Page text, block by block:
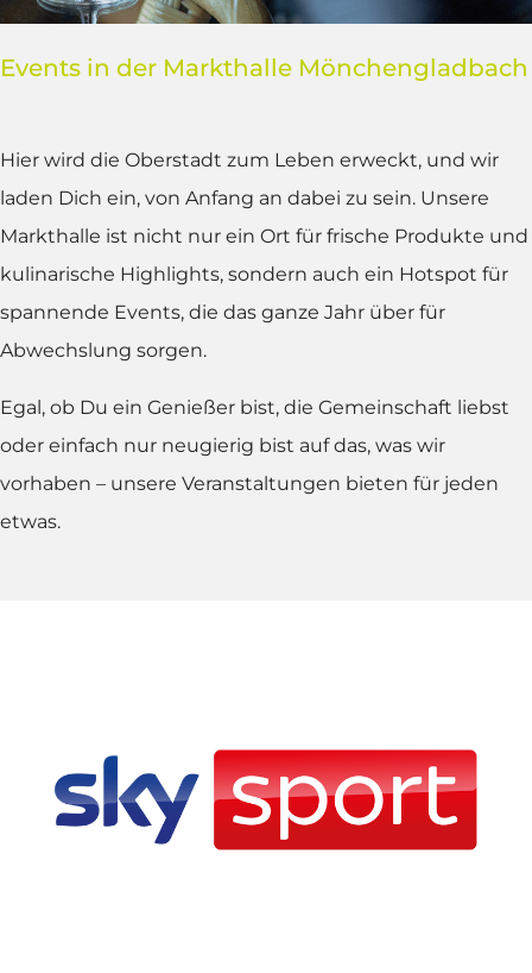
Events in der Markthalle Mönchengladbach
Hier wird die Oberstadt zum Leben erweckt, und wir
laden Dich ein, von Anfang an dabei zu sein. Unsere
Markthalle ist nicht nur ein Ort für frische Produkte und
kulinarische Highlights, sondern auch ein Hotspot für
spannende Events, die das ganze Jahr über für
Abwechslung sorgen.
Egal, ob Du ein Genießer bist, die Gemeinschaft liebst
oder einfach nur neugierig bist auf das, was wir
vorhaben – unsere Veranstaltungen bieten für jeden
etwas.